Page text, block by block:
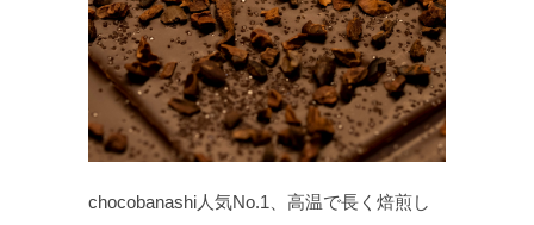
chocobanashi人気No.1、高温で長く焙煎し